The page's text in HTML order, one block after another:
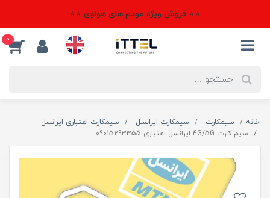
⭐⭐ فروش ویژه مودم های هواوی ⭐⭐
0
خانه سیمکارت سیمکارت ایرانسل
سیمکارت اعتباری ایرانسل
سیم کارت 4G/5G ایرانسل اعتباری 09015293355